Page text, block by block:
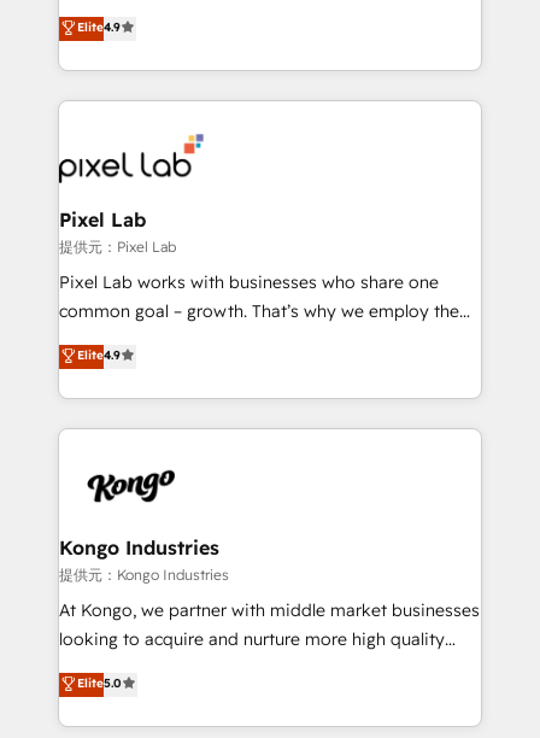
looking to strengthen their position in the fields of
marketing, technology, content, strategy and
creation. iO combines in-depth knowledge on both
the marketing and technology end of HubSpot,
from end-to-end. Teams of marketing specialists,
developers, copywriters and designers work side by
side to meet the specific demands of every client
and project. Dedicated HubSpot teams combine all
skills for HubSpot projects from strategy to
implementation and training. Skilled in-house
complex API integrations with external platforms.
Working from several campuses across Belgium, The
such as Brussels Airport, Volvo, Farmaline, Agilitas,
Streamz and Michelin.
Elite4.9
Pixel Lab
提供元：Pixel Lab
Pixel Lab works with businesses who share one
common goal – growth. That’s why we employ the
latest innovations in disruptive technology in our
approach to web design, sales enablement and
inbound marketing that deliver month-on-month
growth for our client's businesses. These methods
exactly where your marketing budget is being used
and overall revenue to a level not feasible with
traditional methods. If you’re a frustrated marketing
manager or business owner sick of wasting budget
with generic agencies and their outdated methods,
just like yours attract more high-quality leads
throughout each stage of the buying cycle with
Elite4.9
Kongo Industries
提供元：Kongo Industries
At Kongo, we partner with middle market businesses
looking to acquire and nurture more high quality
leads. We use digital media, marketing cloud,
automation and software integration to drive sales
and, deliver clarity on marketing expenditure.
Elite5.0